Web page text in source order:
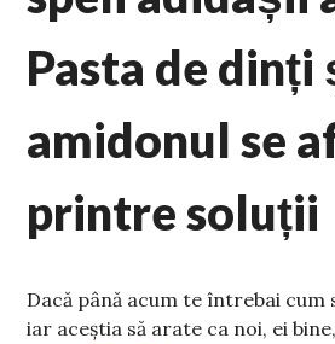
Pasta de dinți
amidonul se
printre soluții
Dacă până acum te întrebai cum
iar aceștia să arate ca noi, ei